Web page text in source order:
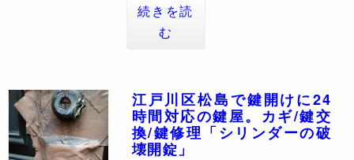
続きを読
む
江戸川区松島で鍵開けに24
時間対応の鍵屋。カギ/鍵交
換/鍵修理「シリンダーの破
壊開錠」